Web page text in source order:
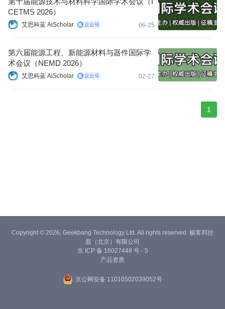
CETMS 2026）
艾思科蓝 AiScholar 06-25
第六届能源工程、新能源材料与器件国际学
术会议（NEMD 2026）
艾思科蓝 AiScholar 02-27
1
Copyright © 2026, Geekbang Technology Ltd. All rights reserved. 极客邦控
股（北京）有限公司
京 ICP 备 16027448 号 - 5
产品资质
京公网安备 11010502039052号